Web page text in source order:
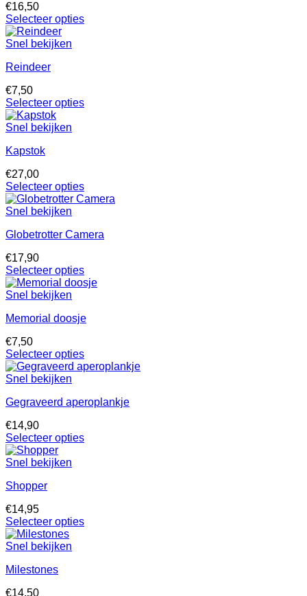
€16,50
Selecteer opties
Snel bekijken
Reindeer
€7,50
Selecteer opties
Snel bekijken
Kapstok
€27,00
Selecteer opties
Snel bekijken
Globetrotter Camera
€17,90
Selecteer opties
Snel bekijken
Memorial doosje
€7,50
Selecteer opties
Snel bekijken
Gegraveerd aperoplankje
€14,90
Selecteer opties
Snel bekijken
Shopper
€14,95
Selecteer opties
Snel bekijken
Milestones
€14,50